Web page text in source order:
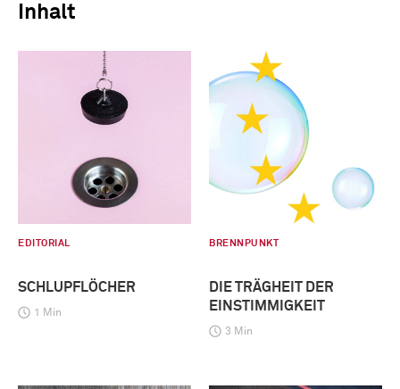
Inhalt
EDITORIAL
SCHLUPFLÖCHER
1 Min
BRENNPUNKT
DIE TRÄGHEIT DER
EINSTIMMIGKEIT
3 Min